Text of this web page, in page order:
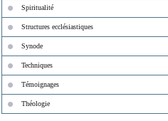
Spiritualité
Structures ecclésiastiques
Synode
Techniques
Témoignages
Théologie